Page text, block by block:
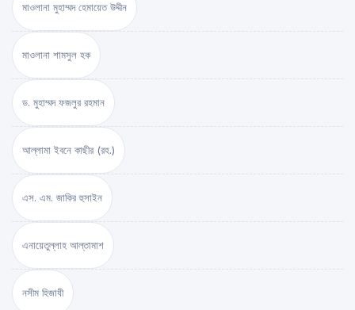
মাওলানা মুহাম্মদ হেমায়েত উদ্দীন
মাওলানা শামসুল হক
ড. মুহাম্মদ ফজলুর রহমান
আল্লামা ইবনে কাছীর (রহ.)
এস. এম. জাকির হুসাইন
এনায়েতুল্লাহ আল্‌তামাশ
নসীম হিজাযী